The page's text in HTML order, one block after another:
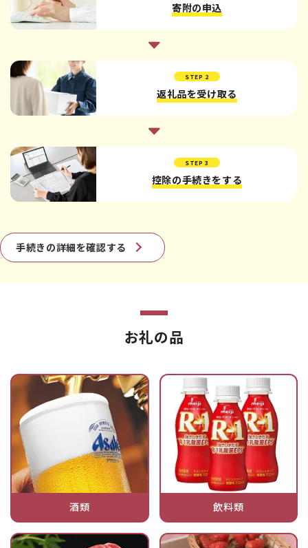
寄附の申込
STEP 2
返礼品を受け取る
STEP 3
控除の手続きをする
手続きの詳細を確認する
お礼の品
酒類 飲料類